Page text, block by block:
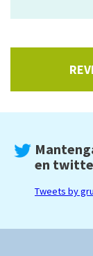
en
Tweets by